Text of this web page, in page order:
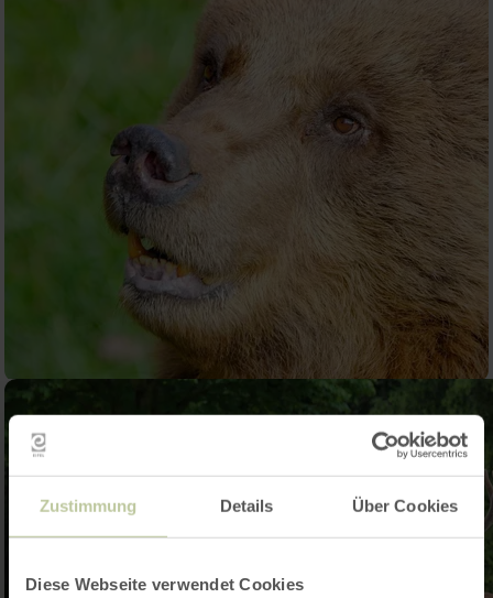
Zustimmung Details Über Cookies
Diese Webseite verwendet Cookies